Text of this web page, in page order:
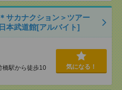
サカナクション＞ツアー
本武道館[アルバイト]
橋駅から徒歩10
気になる！